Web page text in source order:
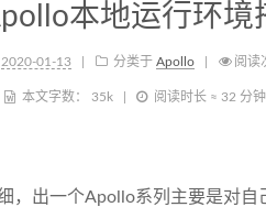
本地运行环境
2020-01-13 分类于 Apollo 阅读
本文字数： 35k 阅读时长 ≈ 32 分钟
，出一个Apollo系列主要是对